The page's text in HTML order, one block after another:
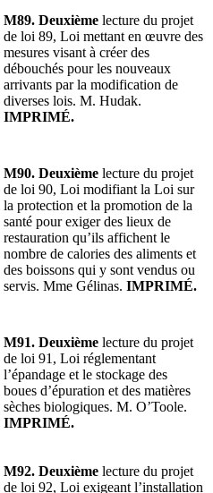
M89. Deuxième lecture du projet
de loi 89, Loi mettant en œuvre des
mesures visant à créer des
débouchés pour les nouveaux
arrivants par la modification de
diverses lois. M. Hudak.
IMPRIMÉ.
M90. Deuxième lecture du projet
de loi 90, Loi modifiant la Loi sur
la protection et la promotion de la
santé pour exiger des lieux de
restauration qu’ils affichent le
nombre de calories des aliments et
des boissons qui y sont vendus ou
servis. Mme Gélinas. IMPRIMÉ.
M91. Deuxième lecture du projet
de loi 91, Loi réglementant
l’épandage et le stockage des
boues d’épuration et des matières
sèches biologiques. M. O’Toole.
IMPRIMÉ.
M92. Deuxième lecture du projet
de loi 92, Loi exigeant l’installation